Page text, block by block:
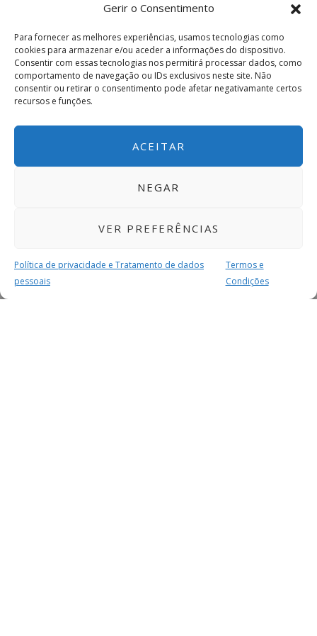
Gerir o Consentimento
Para fornecer as melhores experiências, usamos tecnologias como
cookies para armazenar e/ou aceder a informações do dispositivo.
Consentir com essas tecnologias nos permitirá processar dados, como
comportamento de navegação ou IDs exclusivos neste site. Não
consentir ou retirar o consentimento pode afetar negativamante certos
recursos e funções.
ACEITAR
NEGAR
VER PREFERÊNCIAS
Política de privacidade e Tratamento de dados
pessoais
Termos e
Condições